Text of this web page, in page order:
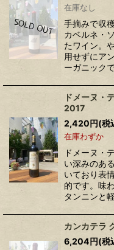
在庫なし
手摘みで収
カベルネ・
たワイン。
用せずにア
ーガニック
ドメーヌ
2017
2,420円(税
在庫わずか
ドメーヌ・
い深みのあ
いており表
的です。味
タンニンと
カンカテ
6,204円(税